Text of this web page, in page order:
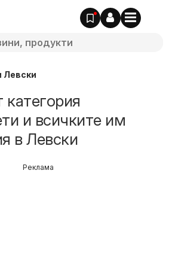
Левски
категория
и всичките им
в Левски
Реклама